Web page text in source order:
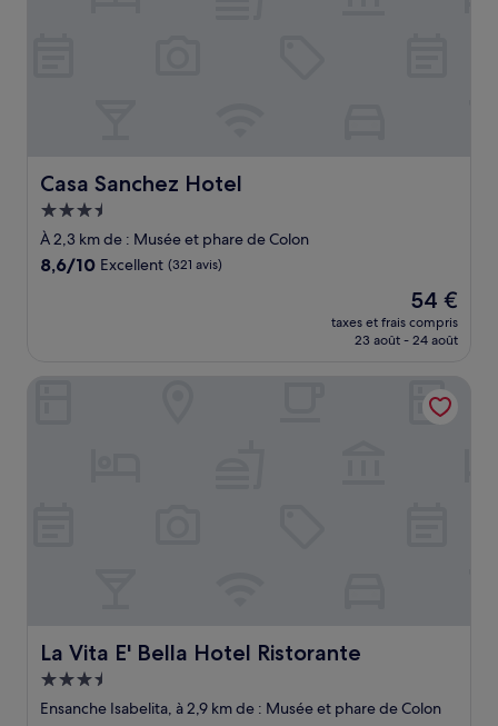
Casa Sanchez Hotel
Casa Sanchez Hotel
Hébergement
3.5 étoiles
À 2,3 km de : Musée et phare de Colon
8.6
8,6/10 Excellent (321 avis)
Le
nouveau
prix
de
54 €
54 €
taxes et frais compris
23 août - 24 août
La Vita E' Bella Hotel Ristorante
La Vita E' Bella Hotel Ristorante
Hébergement
3.5 étoiles
Ensanche Isabelita, à 2,9 km de : Musée et phare de Colon